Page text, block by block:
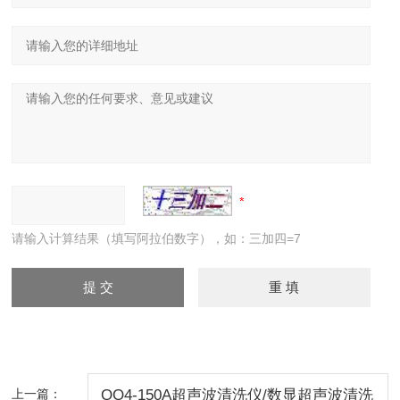
请输入计算结果（填写阿拉伯数字），如：三加四=7
上一篇： QQ4-150A超声波清洗仪/数显超声波清洗